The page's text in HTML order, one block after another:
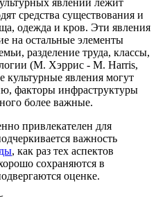
средства существования и
одежда и кров. Эти явления
на остальные элементы
разделение труда, классы,
(М. Хэррис - M. Harris,
культурные явления могут
факторы инфраструктуры
более важные.
привлекателен для
важность
, как раз тех аспектов
сохраняются в
оценке.